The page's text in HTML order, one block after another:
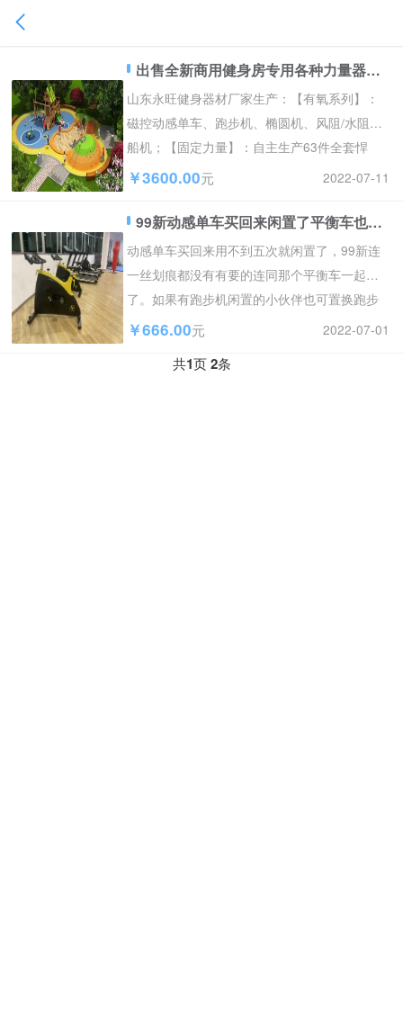
出售全新商用健身房专用各种力量器械 有氧健身器材
山东永旺健身器材厂家生产：【有氧系列】：
磁控动感单车、跑步机、椭圆机、风阻/水阻划
船机；【固定力量】：自主生产63件全套悍
马、77件经典必确...
￥3600.00元 2022-07-11
99新动感单车买回来闲置了平衡车也一起送了，福州市区内送上门
动感单车买回来用不到五次就闲置了，99新连
一丝划痕都没有有要的连同那个平衡车一起送
了。如果有跑步机闲置的小伙伴也可置换跑步
机。福州市内免费送...
￥666.00元 2022-07-01
共1页2条